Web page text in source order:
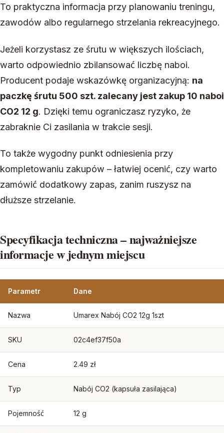
To praktyczna informacja przy planowaniu treningu,
zawodów albo regularnego strzelania rekreacyjnego.
Jeżeli korzystasz ze śrutu w większych ilościach,
warto odpowiednio zbilansować liczbę naboi.
Producent podaje wskazówkę organizacyjną: na
paczkę śrutu 500 szt. zalecany jest zakup 10 naboi
CO2 12 g. Dzięki temu ograniczasz ryzyko, że
zabraknie Ci zasilania w trakcie sesji.
To także wygodny punkt odniesienia przy
kompletowaniu zakupów – łatwiej ocenić, czy warto
zamówić dodatkowy zapas, zanim ruszysz na
dłuższe strzelanie.
Specyfikacja techniczna – najważniejsze
informacje w jednym miejscu
Parametr Dane
Nazwa Umarex Nabój CO2 12g 1szt
SKU 02c4ef37f50a
Cena 2.49 zł
Typ Nabój CO2 (kapsuła zasilająca)
Pojemność 12 g